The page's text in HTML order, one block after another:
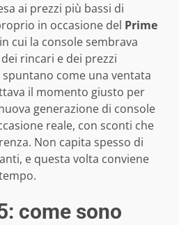
ai prezzi più bassi di
in occasione del Prime
cui la console sembrava
rincari e dei prezzi
come una ventata
il momento giusto per
generazione di console
reale, con sconti che
Non capita spesso di
e questa volta conviene
come sono